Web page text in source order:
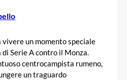
vivere un momento speciale
Serie A contro il Monza.
centrocampista rumeno,
un traguardo